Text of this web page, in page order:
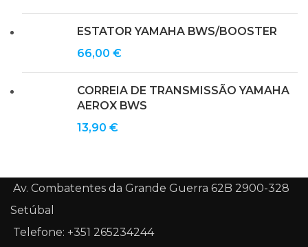
ESTATOR YAMAHA BWS/BOOSTER
66,00 €
CORREIA DE TRANSMISSÃO YAMAHA
AEROX BWS
13,90 €
Av. Combatentes da Grande Guerra 62B 2900-328
Setúbal
Telefone: +351 265234244